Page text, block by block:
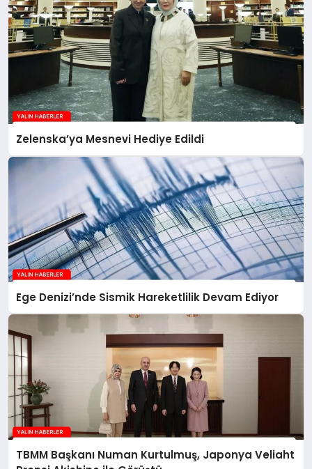
Zelenska’ya Mesnevi Hediye Edildi
Ege Denizi’nde Sismik Hareketlilik Devam Ediyor
TBMM Başkanı Numan Kurtulmuş, Japonya Veliaht